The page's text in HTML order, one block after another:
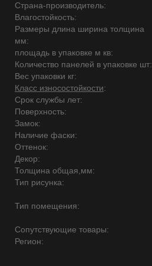
Страна-производитель:
Влагостойкость:
Размеры длина ширина толщина
мм:
площадь в упаковке м кв:
Количество панелей в упаковке шт:
Вес упаковки кг:
Класс износостойкости:
Срок службы лет:
Поверхность:
Замок:
Наличие фаски:
Оттенок:
Декор:
Толщина общая,мм:
Тип рисунка:
Тип помещения:
Сопутствующие товары:
Регион: